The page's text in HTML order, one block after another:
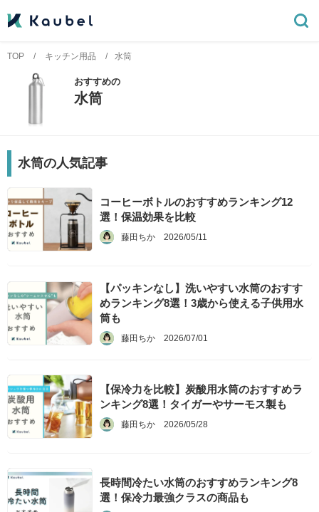
TOP キッチン用品 水筒
おすすめの
水筒
水筒の人気記事
コーヒーボトルのおすすめランキング12
選！保温効果を比較
藤田ちか 2026/05/11
【パッキンなし】洗いやすい水筒のおすす
めランキング8選！3歳から使える子供用水
筒も
藤田ちか 2026/07/01
【保冷力を比較】炭酸用水筒のおすすめラ
ンキング8選！タイガーやサーモス製も
藤田ちか 2026/05/28
長時間冷たい水筒のおすすめランキング8
選！保冷力最強クラスの商品も